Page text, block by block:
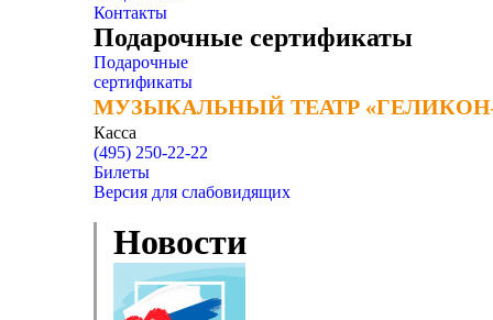
Контакты
Подарочные сертификаты
Подарочные
сертификаты
МУЗЫКАЛЬНЫЙ ТЕАТР
МУЗЫКАЛЬНЫЙ ТЕАТР
Касса
(495) 250-22-22
Билеты
Версия для слабовидящих
Новости